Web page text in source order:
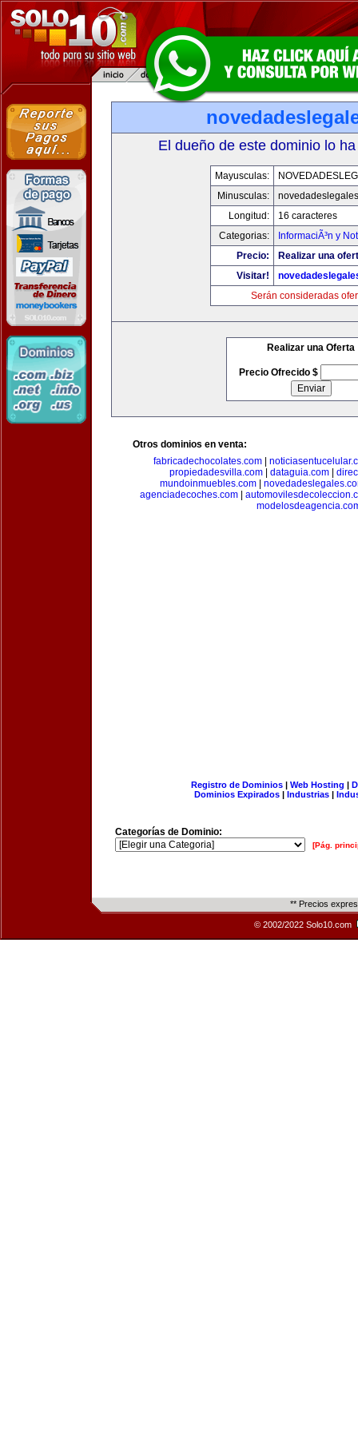
El dueño de este dominio lo
Mayusculas:
Minusculas:
Longitud:
16 caracteres
Categorias:
InformaciÃ³n y
Precio:
Realizar una
Visitar!
Serán consideradas
Realizar una Oferta
Precio Ofrecido $
Otros dominios en venta:
fabricadechocolates.com|
propiedadesvilla.com| dataguia.com|
mundoinmuebles.com
agenciadecoches.com
Registro de Dominios| Web Hosting |
Dominios Expirados | Industrias |
Categorías de Dominio:
[Pág.
** Precios
© 2002/2022 Solo10.com